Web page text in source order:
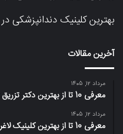
بهترین کلینیک دندانپزشکی
آخرین مقالات
مرداد 12, 1405
معرفی 10 تا از بهترین دکتر تزریق ژل در شهر قدس ⚡️【سال1405】✅
مرداد 12, 1405
معرفی 10 تا از بهترین کلینیک لاغری در اندیشه⭐【سال1405】✅